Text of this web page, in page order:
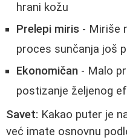
hrani kožu
Prelepi miris - Miriše
proces sunčanja još
Ekonomičan - Malo
postizanje željenog
Savet: Kakao puter je
već imate osnovnu